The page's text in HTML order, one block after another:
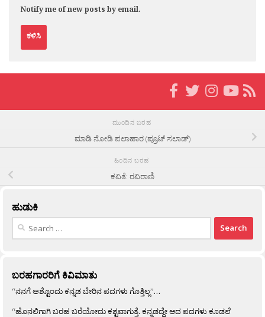
Notify me of new posts by email.
ಮುಂದಿನ ಬರಹ
ಮಾಡಿ ನೋಡಿ ಪಲಾಹಾರ (ಪ್ರೂಟ್ ಸಲಾಡ್)
ಹಿಂದಿನ ಬರಹ
ಕವಿತೆ: ರವಿರಾಣಿ
ಹುಡುಕಿ
Search
ಬರಹಗಾರರಿಗೆ ಕಿವಿಮಾತು
“ನನಗೆ ಅಶ್ಟೊಂದು ಕನ್ನಡ ಬೇರಿನ ಪದಗಳು ಗೊತ್ತಿಲ್ಲ”…
“ಹೊನಲಿಗಾಗಿ ಬರಹ ಬರೆಯೋದು ಕಶ್ಟವಾಗುತ್ತೆ. ಕನ್ನಡದ್ದೇ ಆದ ಪದಗಳು ಕೂಡಲೆ